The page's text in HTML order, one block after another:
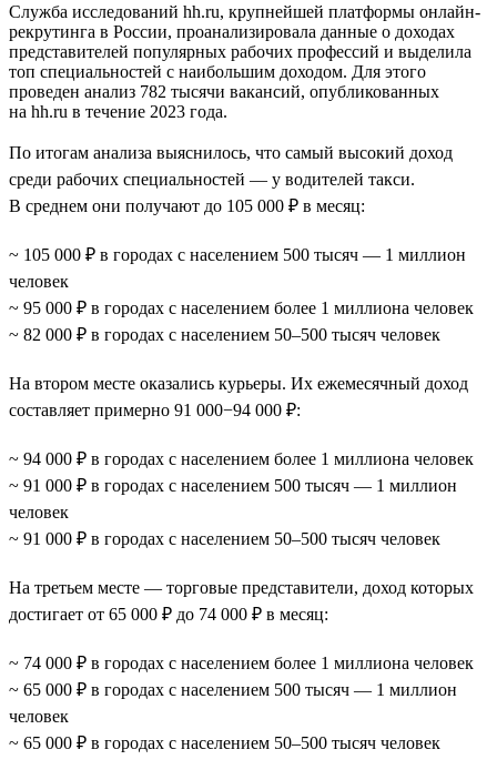
Служба исследований hh.ru, крупнейшей платформы онлайн-
рекрутинга в России, проанализировала данные о доходах
представителей популярных рабочих профессий и выделила
топ специальностей с наибольшим доходом. Для этого
проведен анализ 782 тысячи вакансий, опубликованных
на hh.ru в течение 2023 года.
По итогам анализа выяснилось, что самый высокий доход
среди рабочих специальностей — у водителей такси.
В среднем они получают до 105 000 ₽ в месяц:
~ 105 000 ₽ в городах с населением 500 тысяч — 1 миллион
человек
~ 95 000 ₽ в городах с населением более 1 миллиона человек
~ 82 000 ₽ в городах с населением 50–500 тысяч человек
На втором месте оказались курьеры. Их ежемесячный доход
составляет примерно 91 000−94 000 ₽:
~ 94 000 ₽ в городах с населением более 1 миллиона человек
~ 91 000 ₽ в городах с населением 500 тысяч — 1 миллион
человек
~ 91 000 ₽ в городах с населением 50–500 тысяч человек
На третьем месте — торговые представители, доход которых
достигает от 65 000 ₽ до 74 000 ₽ в месяц:
~ 74 000 ₽ в городах с населением более 1 миллиона человек
~ 65 000 ₽ в городах с населением 500 тысяч — 1 миллион
человек
~ 65 000 ₽ в городах с населением 50–500 тысяч человек